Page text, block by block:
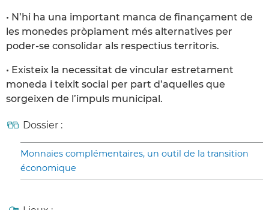
• N’hi ha una important manca de finançament de
les monedes pròpiament més alternatives per
poder-se consolidar als respectius territoris.
• Existeix la necessitat de vincular estretament
moneda i teixit social per part d’aquelles que
sorgeixen de l’impuls municipal.
Dossier :
Monnaies complémentaires, un outil de la transition
économique